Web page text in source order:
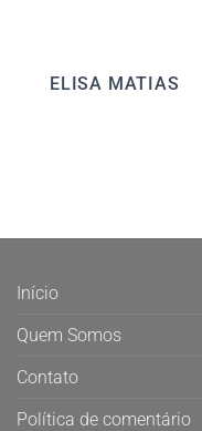
ELISA MATIAS
Início
Quem Somos
Contato
Política de comentário